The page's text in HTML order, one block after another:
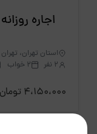
استان تهران، تهران
2 نفر
2 خواب
4،150،000 تومان